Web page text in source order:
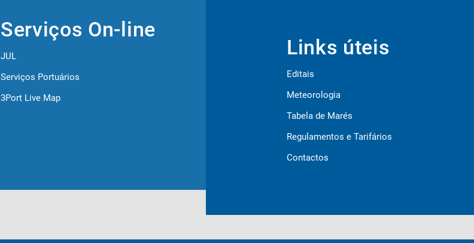
Serviços On-line
JUL
Serviços Portuários
3Port Live Map
Links úteis
Editais
Meteorologia
Tabela de Marés
Regulamentos e Tarifários
Contactos